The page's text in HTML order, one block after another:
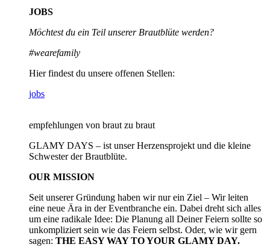
JOBS
Möchtest du ein Teil unsererBrautblüte werden?
#wearefamily
Hier findest du unsere offenen Stellen:
jobs
empfehlungen von braut zu braut
GLAMY DAYS – ist unser Herzensprojekt und die kleine
Schwester der Brautblüte.
OUR MISSION
Seit unserer Gründung haben wir nur ein Ziel – Wir leiten
eine neue Ära in der Eventbranche ein. Dabei dreht sich alles
um eine radikale Idee: Die Planung all Deiner Feiern sollte so
unkompliziert sein wie das Feiern selbst. Oder, wie wir gern
sagen: THE EASY WAY TO YOUR GLAMY DAY.